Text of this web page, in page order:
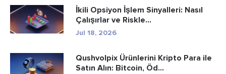
İkili Opsiyon İşlem Sinyalleri: Nasıl
Çalışırlar ve Riskle...
Jul 18, 2026
Qushvolpix Ürünlerini Kripto Para ile
Satın Alın: Bitcoin, Öd...